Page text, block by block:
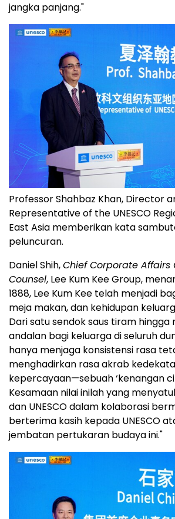
jangka panjang."
Professor Shahbaz Khan, Director
Representative of the UNESCO
East Asia memberikan kata
peluncuran.
Daniel Shih,Chief Corporate Affairs
Counsel, Lee Kum Kee Group,
1888, Lee Kum Kee telah menjadi
meja makan, dan kehidupan
Dari satu sendok saus tiram hingga
andalan bagi keluarga di seluruh
hanya menjaga konsistensi rasa
menghadirkan rasa akrab
kepercayaan—sebuah ‘kenangan
Kesamaan nilai inilah yang
dan UNESCO dalam kolaborasi
berterima kasih kepada UNESCO
jembatan pertukaran budaya ini."